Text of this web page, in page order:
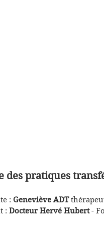
des pratiques
: Geneviève ADT
: Docteur Hervé Hubert-